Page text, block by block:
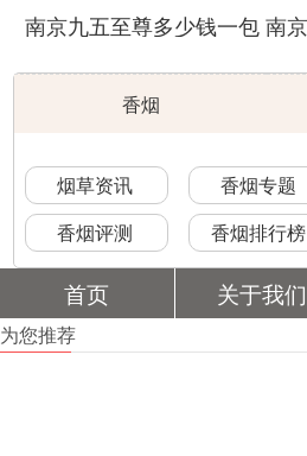
香烟
烟草资讯 香烟专题
香烟评测
香烟排行榜
首页 关于我们
为您推荐